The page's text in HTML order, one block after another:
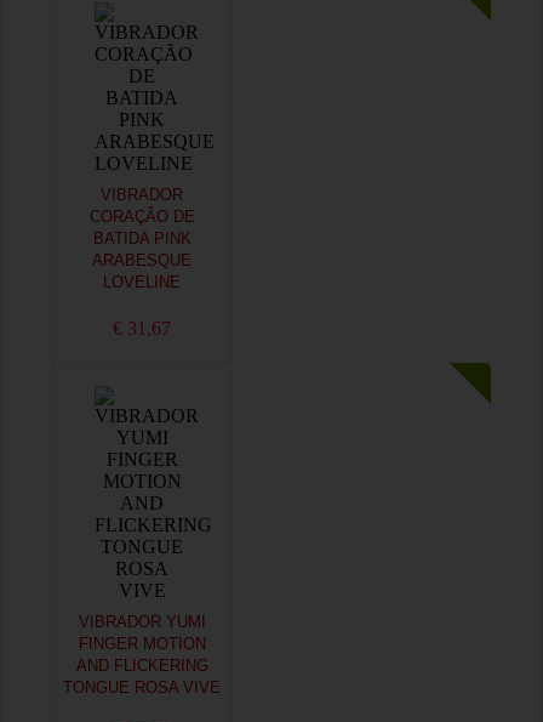
VIBRADOR
CORAÇÃO DE
BATIDA PINK
ARABESQUE
LOVELINE
€ 31,67
VIBRADOR YUMI
FINGER MOTION
AND FLICKERING
TONGUE ROSA VIVE